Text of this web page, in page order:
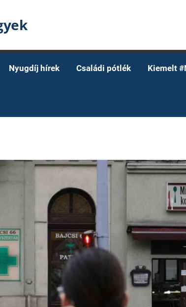
Nyugdíj hírek Családi pótlék Kiemelt